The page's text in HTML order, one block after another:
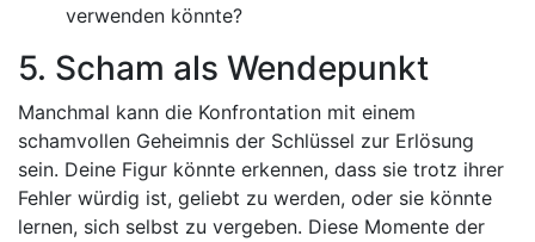
verwenden könnte?
5. Scham als Wendepunkt
Manchmal kann die Konfrontation mit einem
schamvollen Geheimnis der Schlüssel zur Erlösung
sein. Deine Figur könnte erkennen, dass sie trotz ihrer
Fehler würdig ist, geliebt zu werden, oder sie könnte
lernen, sich selbst zu vergeben. Diese Momente der